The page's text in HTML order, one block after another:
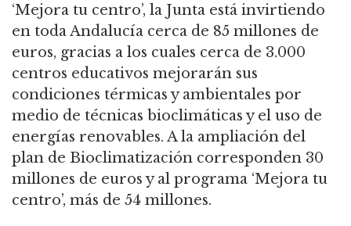
‘Mejora tu centro’, la Junta está invirtiendo
en toda Andalucía cerca de 85 millones de
euros, gracias a los cuales cerca de 3.000
centros educativos mejorarán sus
condiciones térmicas y ambientales por
medio de técnicas bioclimáticas y el uso de
energías renovables. A la ampliación del
plan de Bioclimatización corresponden 30
millones de euros y al programa ‘Mejora tu
centro’, más de 54 millones.